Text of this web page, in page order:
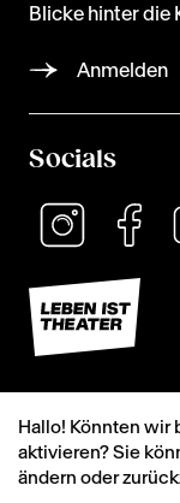
Blicke hinter die
Anmelden
Socials
Hallo! Könnten wir
aktivieren? Sie
ändern oder